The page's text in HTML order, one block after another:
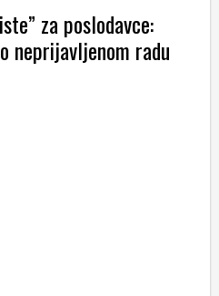
za poslodavce:
neprijavljenom radu